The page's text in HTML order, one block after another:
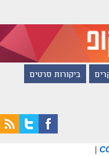
ביקורות סרטים
|